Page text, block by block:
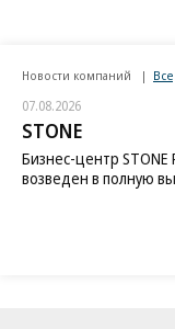
Новости компаний Все
07.08.2026
STONE
Бизнес-центр STONE
возведен в полную